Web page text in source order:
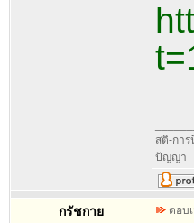
สติ-กา
ปัญญา
กรัชกาย ตอบ